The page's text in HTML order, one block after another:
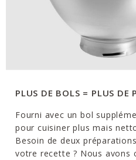
PLUS DE BOLS = PLUS DE
Fourni avec un bol
pour cuisiner plus mais
Besoin de deux
votre recette ? Nous avons